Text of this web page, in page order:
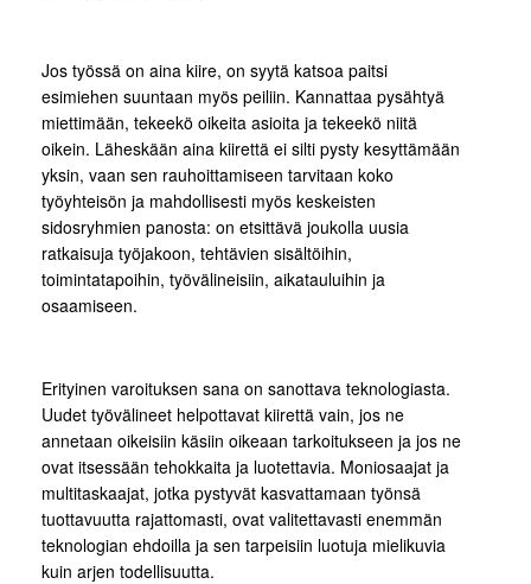
Jos työssä on aina kiire, on syytä katsoa paitsi
esimiehen suuntaan myös peiliin. Kannattaa pysähtyä
miettimään, tekeekö oikeita asioita ja tekeekö niitä
oikein. Läheskään aina kiirettä ei silti pysty kesyttämään
yksin, vaan sen rauhoittamiseen tarvitaan koko
työyhteisön ja mahdollisesti myös keskeisten
sidosryhmien panosta: on etsittävä joukolla uusia
ratkaisuja työjakoon, tehtävien sisältöihin,
toimintatapoihin, työvälineisiin, aikatauluihin ja
osaamiseen.
Erityinen varoituksen sana on sanottava teknologiasta.
Uudet työvälineet helpottavat kiirettä vain, jos ne
annetaan oikeisiin käsiin oikeaan tarkoitukseen ja jos ne
ovat itsessään tehokkaita ja luotettavia. Moniosaajat ja
multitaskaajat, jotka pystyvät kasvattamaan työnsä
tuottavuutta rajattomasti, ovat valitettavasti enemmän
teknologian ehdoilla ja sen tarpeisiin luotuja mielikuvia
kuin arjen todellisuutta.